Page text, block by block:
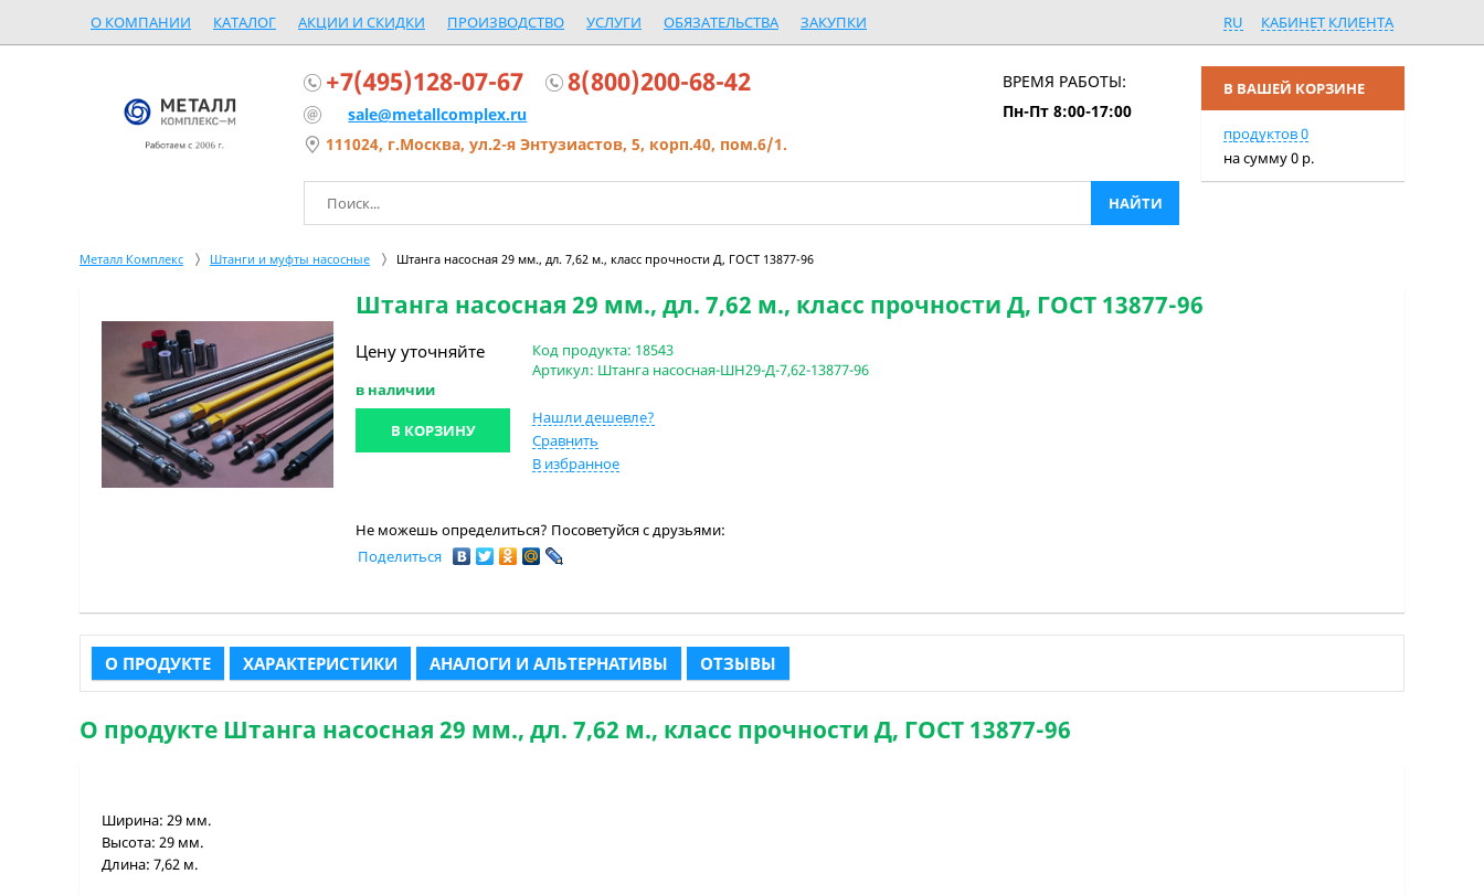
Металл Комплекс Штанги и муфты насосные Штанга насосная 29 мм., дл. 7,62 м., класс прочности Д, ГОСТ 13877-96
Штанга насосная 29 мм., дл. 7,62 м., класс прочности Д, ГОСТ 13877-96
Цену уточняйте Код продукта: 18543
Артикул: Штанга насосная-ШН29-Д-7,62-13877-96
в наличии
В КОРЗИНУ
Нашли дешевле?
Сравнить
В избранное
Не можешь определиться? Посоветуйся с друзьями:
Поделиться
О ПРОДУКТЕ ХАРАКТЕРИСТИКИ АНАЛОГИ И АЛЬТЕРНАТИВЫ ОТЗЫВЫ
О продукте Штанга насосная 29 мм., дл. 7,62 м., класс прочности Д, ГОСТ 13877-96
Ширина: 29 мм.
Высота: 29 мм.
Длина: 7,62 м.
RU КАБИНЕТ КЛИЕНТА
О КОМПАНИИ КАТАЛОГ АКЦИИ И СКИДКИ ПРОИЗВОДСТВО УСЛУГИ ОБЯЗАТЕЛЬСТВА ЗАКУПКИ
ВРЕМЯ РАБОТЫ:
Пн-Пт 8:00-17:00
+7(495)128-07-67 8(800)200-68-42
sale@metallcomplex.ru
111024, г.Москва, ул.2-я Энтузиастов, 5, корп.40, пом.6/1.
В ВАШЕЙ КОРЗИНЕ
ПЕРЕЙТИ В КОРЗИНУ
продуктов0
на сумму0 р.